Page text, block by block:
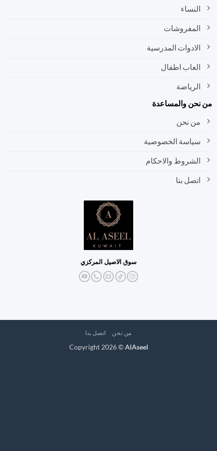
النساء
المفروشات
الادوات المدرسية
العاب اطفال
الرياضة
والمساعدة
من نحن
سياسة الخصوصية
الشروط والاحكام
اتصل بنا
سوق الاصيل المركزي
من نحن اتصل بنا
Copyright 2026 ©AlAseel